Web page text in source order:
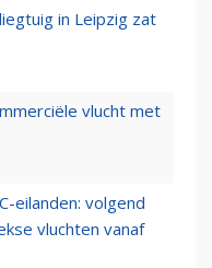
in Leipzig zat
vlucht met
eilanden: volgend
vluchten vanaf